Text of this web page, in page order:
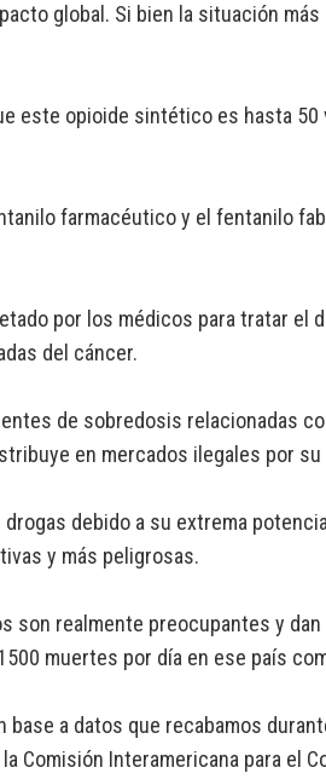
global. Si bien la situación
este opioide sintético es hasta
farmacéutico y el fentanilo
por los médicos para tratar el
del cáncer.
de sobredosis relacionadas
en mercados ilegales por
debido a su extrema
y más peligrosas.
son realmente preocupantes y
muertes por día en ese país
base a datos que recabamos
Comisión Interamericana para el